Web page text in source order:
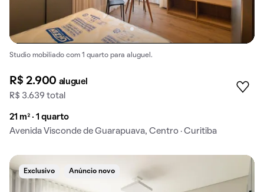
Studio mobiliado com 1 quarto para aluguel.
R$ 2.900 aluguel
R$ 3.639 total
21 m² · 1 quarto
Avenida Visconde de Guarapuava, Centro · Curitiba
Exclusivo Anúncio novo